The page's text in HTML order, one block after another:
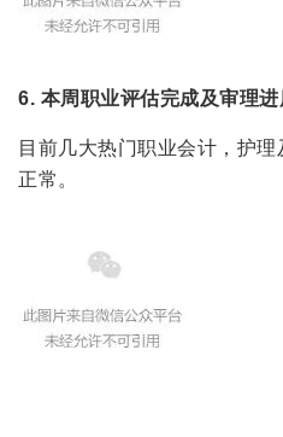
6. 本周职业评估完成及审理进
目前几大热门职业会计，护
正常。